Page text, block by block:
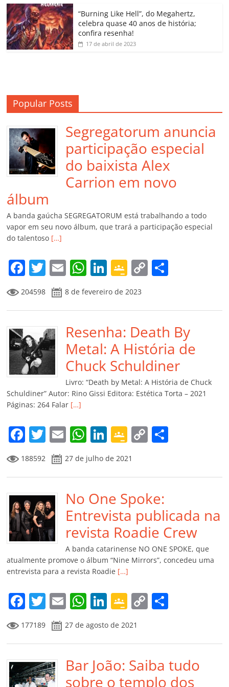
o
m
“Burning Like Hell”, do Megahertz,
celebra quase 40 anos de história;
confira resenha!
17 de abril de 2023
Popular Posts
Segregatorum anuncia
participação especial
do baixista Alex
Carrion em novo
álbum
A banda gaúcha SEGREGATORUM está trabalhando a todo
vapor em seu novo álbum, que trará a participação especial
do talentoso […]
F
a
c
e
b
o
o
k
T
w
itt
er
E
m
ai
l
W
at
s
A
p
p
Li
k
e
dI
n
G
o
o
gl
e
Cl
a
ss
ro
m
C
y
Li
n
k
p
ar
til
h
ar
204598 8 de fevereiro de 2023
Resenha: Death By
Metal: A História de
Chuck Schuldiner
Livro: “Death by Metal: A História de Chuck
Schuldiner” Autor: Rino Gissi Editora: Estética Torta – 2021
Páginas: 264 Falar […]
F
a
c
e
b
o
o
k
T
w
itt
er
E
m
ai
l
W
h
at
s
A
p
p
Li
n
k
e
dI
n
G
o
o
gl
e
Cl
a
ss
ro
o
m
C
y
Li
n
k
p
til
h
ar
188592 27 de julho de 2021
No One Spoke:
Entrevista publicada na
revista Roadie Crew
A banda catarinense NO ONE SPOKE, que
atualmente promove o álbum “Nine Mirrors”, concedeu uma
entrevista para a revista Roadie […]
F
a
c
e
b
T
w
itt
er
E
m
ai
l
W
at
s
A
Li
n
k
e
dI
G
o
o
gl
e
C
y
Li
p
ar
177189 27 de agosto de 2021
Bar João: Saiba tudo
sobre o templo dos